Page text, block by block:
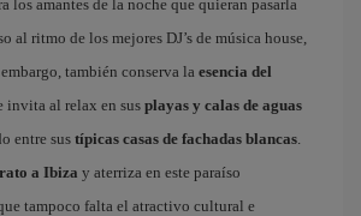
los amantes de la noche que quieran pasarla
al ritmo de los mejores DJ’s de música house,
también conserva la esencia del
invita al relax en sus playas y calas de aguas
entre sustípicas casas de fachadas blancas.
a Ibiza y aterriza en este paraíso
tampoco falta el atractivo cultural e